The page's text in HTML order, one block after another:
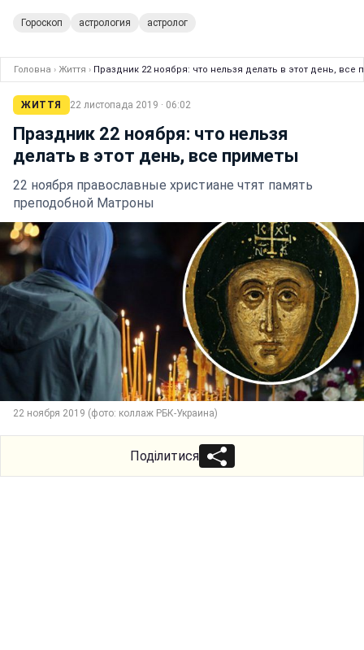
Гороскоп астрология астролог
Головна › Життя › Праздник 22 ноября: что нельзя делать в этот день, все
ЖИТТЯ 22 листопада 2019 · 06:02
Праздник 22 ноября: что нельзя
делать в этот день, все приметы
22 ноября православные христиане чтят память
преподобной Матроны
22 ноября 2019 (фото: коллаж РБК-Украина)
Поділитися